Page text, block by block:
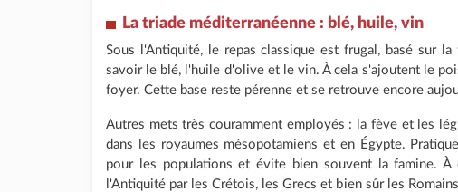
La triade méditerranéenne : blé, huile, vin
Sous l'Antiquité, le repas classique est frugal, basé sur la
savoir le blé, l'huile d'olive et le vin. À cela s'ajoutent le
foyer. Cette base reste pérenne et se retrouve encore
Autres mets très couramment employés : la fève et les
dans les royaumes mésopotamiens et en Égypte.
pour les populations et évite bien souvent la famine. À
l'Antiquité par les Crétois, les Grecs et bien sûr les